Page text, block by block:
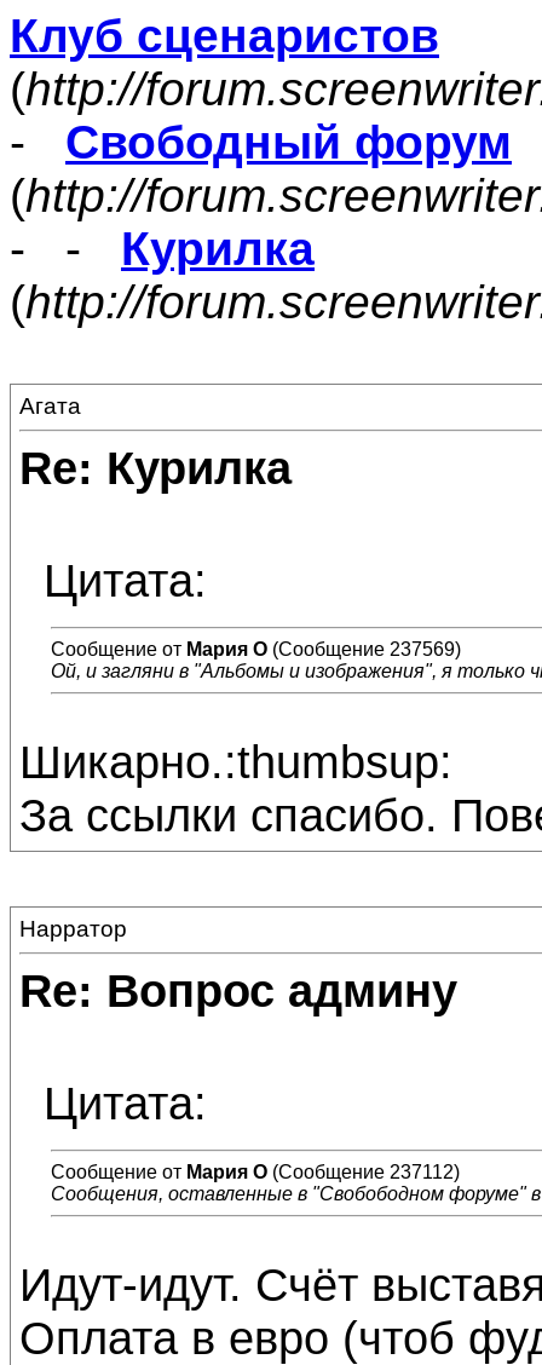
Клуб сценаристов
(http://
- Свободный форум
(http://
- - Курилка
(http://
Агата
Re: Курилка
Цитата:
Сообщение от Мария О (Сообщение 237569)
Ой, и загляни в "Альбомы и изображения", я только
Шикарно.:thumbsup:
За ссылки спасибо.
Нарратор
Re: Вопрос админу
Цитата:
Сообщение от Мария О (Сообщение 237112)
Сообщения, оставленные в "Свобободном форуме"
Идут-идут. Счёт
Оплата в евро (чтоб